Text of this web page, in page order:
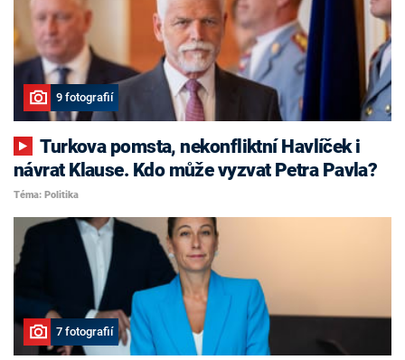
9 fotografií
Turkova pomsta, nekonfliktní Havlíček i
návrat Klause. Kdo může vyzvat Petra Pavla?
Téma: Politika
7 fotografií